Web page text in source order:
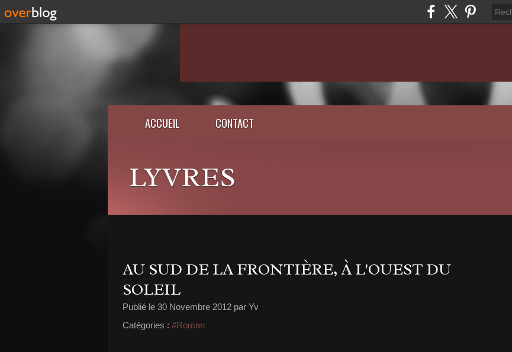
ACCUEIL CONTACT
LYVRES
AU SUD DE LA FRONTIÈRE, À L'OUEST DU
SOLEIL
Publié le 30 Novembre 2012 par Yv
Catégories : #Roman